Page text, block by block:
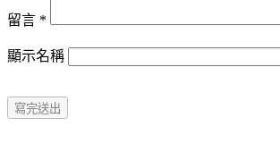
留言 *
顯示名稱